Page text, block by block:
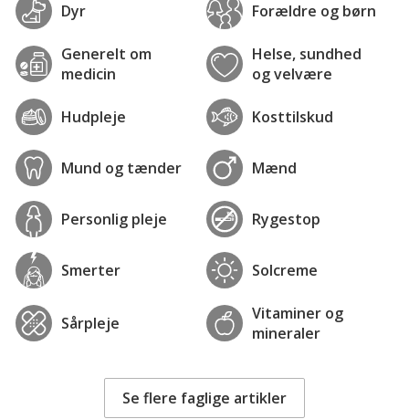
Dyr Forældre og børn
Generelt om
medicin
Helse, sundhed
og velvære
Hudpleje Kosttilskud
Mund og tænder Mænd
Personlig pleje Rygestop
Smerter Solcreme
Sårpleje
Vitaminer og
mineraler
Se flere faglige artikler